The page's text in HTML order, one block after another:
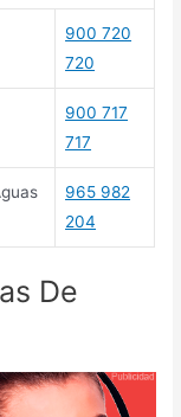
900 720
720
900 717
717
965 982
204
De